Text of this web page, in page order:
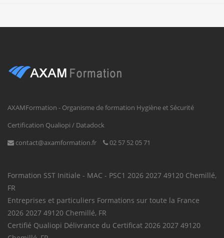
AXAMFormation - Organisme de formation Hygiène et Sécurité
Certification Qualiopi / Datadock
contact@axamformation.fr
02 57 52 05 71
Formation SST Initiale - MAC - PSC1 2026 2027 49120 Chemillé,
FR
Entreprises et particuliers Formations sur toute la France
2026 2027 49120 Chemillé, FR
Certifié Qualiopi Délivrance du Certificat 2026 2027 49120